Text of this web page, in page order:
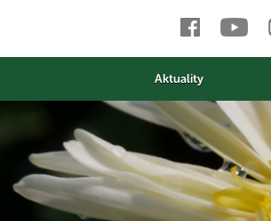
Aktuality